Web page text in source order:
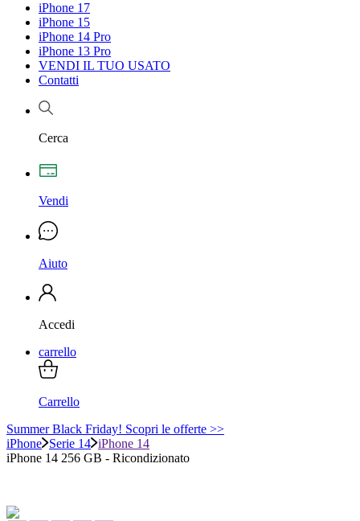
iPhone 17
iPhone 15
iPhone 14 Pro
iPhone 13 Pro
VENDI IL TUO USATO
Contatti
Cerca
Vendi
Aiuto
Accedi
carrello
Carrello
Summer Black Friday! Scopri le offerte >>
iPhone Serie 14 iPhone 14
iPhone 14 256 GB - Ricondizionato